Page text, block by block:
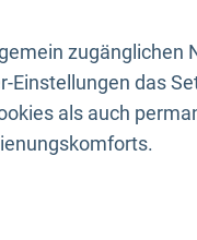
zugänglichen
Einstellungen das
als auch